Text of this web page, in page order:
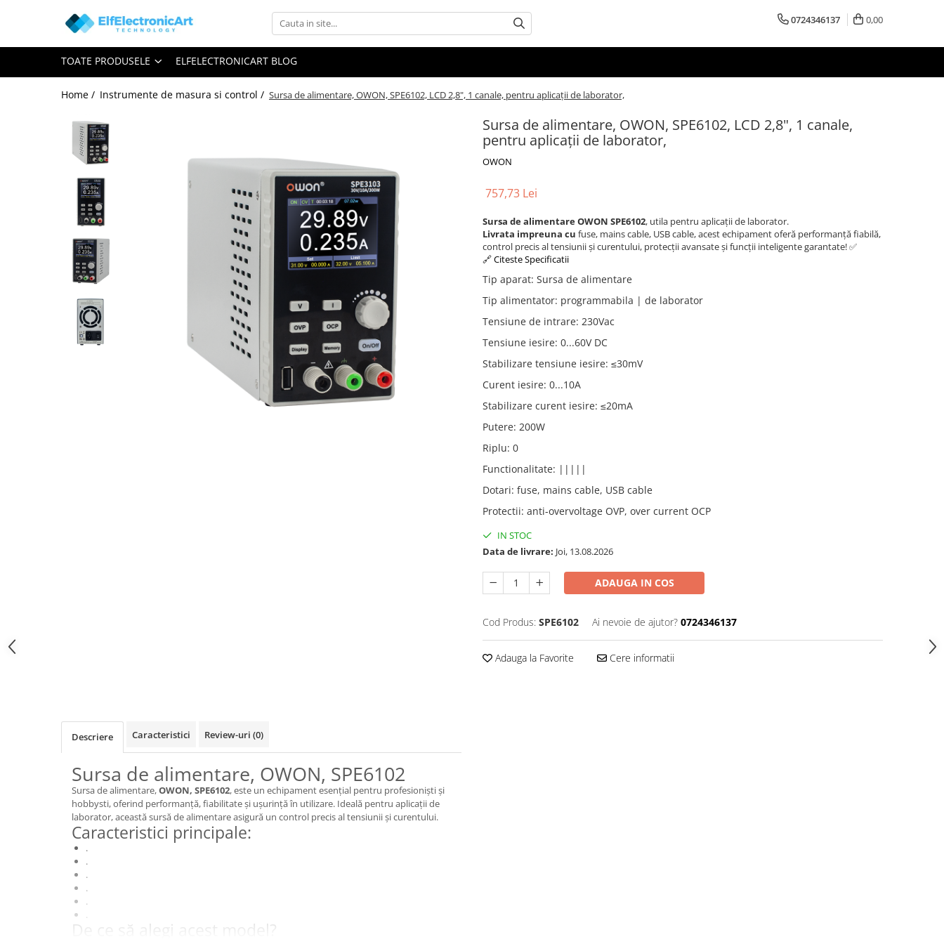
Toate Produsele
Audio
Clesti Ampermetrici
Multimetre Digitale
Surse de alimentare
Osciloscoape AXIOMET
Osciloscoape B&K PRECISION
Osciloscoape FLUKE
0724346137 0,00
TOATE PRODUSELE ELFELECTRONICART BLOG
Home / Instrumente de masura si control / Sursa de alimentare, OWON, SPE6102, LCD 2,8", 1 canale, pentru aplicații de laborator,
Sursa de alimentare, OWON, SPE6102, LCD 2,8", 1 canale,
pentru aplicații de laborator,
OWON
757,73 Lei
Sursa de alimentare OWON SPE6102, utila pentru aplicații de laborator.
Livrata impreuna cu fuse, mains cable, USB cable, acest echipament oferă performanță fiabilă,
control precis al tensiunii și curentului, protecții avansate și funcții inteligente garantate! ✅
🔗 Citeste Specificatii
Tip aparat: Sursa de alimentare
Tip alimentator: programmabila | de laborator
Tensiune de intrare: 230Vac
Tensiune iesire: 0...60V DC
Stabilizare tensiune iesire: ≤30mV
Curent iesire: 0...10A
Stabilizare curent iesire: ≤20mA
Putere: 200W
Riplu: 0
Functionalitate: |||||
Dotari: fuse, mains cable, USB cable
Protectii: anti-overvoltage OVP, over current OCP
IN STOC
Data de livrare: Joi, 13.08.2026
ADAUGA IN COS
Cod Produs: SPE6102 Ai nevoie de ajutor? 0724346137
Adauga la Favorite Cere informatii
Descriere Caracteristici Review-uri (0)
Sursa de alimentare, OWON, SPE6102
Sursa de alimentare,OWON, SPE6102, este un echipament esențial pentru profesioniști și
hobbysti, oferind performanță, fiabilitate și ușurință în utilizare. Ideală pentru aplicații de
laborator, această sursă de alimentare asigură un control precis al tensiunii și curentului.
Caracteristici principale:
.
.
.
.
.
.
De ce să alegi acest model?